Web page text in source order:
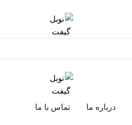
درباره ما تماس با ما